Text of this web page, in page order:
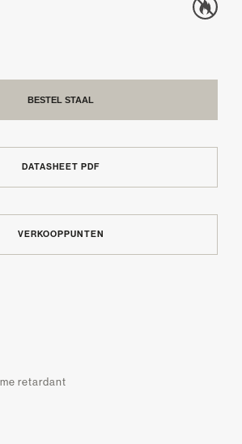
BESTEL STAAL
DATASHEET PDF
VERKOOPPUNTEN
retardant